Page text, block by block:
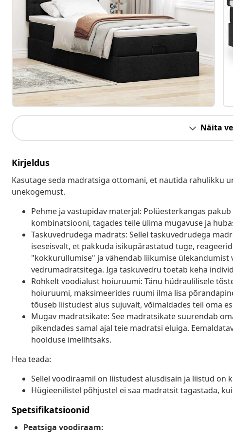
Näita
Kirjeldus
Kasutage seda madratsiga ottomani, et nautida rahulikku
unekogemust.
Pehme ja vastupidav materjal: Polüesterkangas
kombinatsiooni, tagades teile ülima mugavuse ja
Taskuvedrudega madrats: Sellel taskuvedrudega
iseseisvalt, et pakkuda isikupärastatud tuge,
"kokkurullumise" ja vähendab liikumise
vedrumadratsitega. Iga taskuvedru toetab keha
Rohkelt voodialust hoiuruumi: Tänu hüdraulilisele
hoiuruumi, maksimeerides ruumi ilma lisa
tõuseb liistudest alus sujuvalt, võimaldades teil oma
Mugav madratsikate: See madratsikate suurendab
pikendades samal ajal teie madratsi eluiga.
hoolduse imelihtsaks.
Hea teada:
Sellel voodiraamil on liistudest alusdisain ja liistud on
Hügieenilistel põhjustel ei saa madratsit tagastada,
Spetsifikatsioonid
Peatsiga voodiraam: